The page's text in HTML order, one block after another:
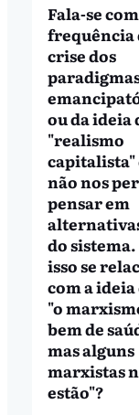
Fala-se com
frequência
crise dos
ou da ideia
"realismo
capitalista"
não nos
pensar em
do
isso se
com a ideia
"o
bem de
mas alguns
marxistas
estão"?